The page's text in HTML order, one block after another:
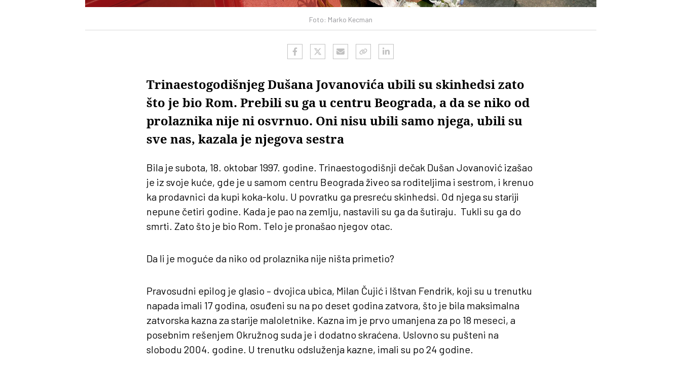
Foto: Marko Kecman
Trinaestogodišnjeg Dušana Jovanovića ubili su skinhedsi zato
što je bio Rom. Prebili su ga u centru Beograda, a da se niko od
prolaznika nije ni osvrnuo. Oni nisu ubili samo njega, ubili su
sve nas, kazala je njegova sestra
Bila je subota, 18. oktobar 1997. godine. Trinaestogodišnji dečak Dušan Jovanović izašao
je iz svoje kuće, gde je u samom centru Beograda živeo sa roditeljima i sestrom, i krenuo
ka prodavnici da kupi koka-kolu. U povratku ga presreću skinhedsi. Od njega su stariji
nepune četiri godine. Kada je pao na zemlju, nastavili su ga da šutiraju. Tukli su ga do
smrti. Zato što je bio Rom. Telo je pronašao njegov otac.
Da li je moguće da niko od prolaznika nije ništa primetio?
Pravosudni epilog je glasio – dvojica ubica, Milan Čujić i Ištvan Fendrik, koji su u trenutku
napada imali 17 godina, osuđeni su na po deset godina zatvora, što je bila maksimalna
zatvorska kazna za starije maloletnike. Kazna im je prvo umanjena za po 18 meseci, a
posebnim rešenjem Okružnog suda je i dodatno skraćena. Uslovno su pušteni na
slobodu 2004. godine. U trenutku odsluženja kazne, imali su po 24 godine.